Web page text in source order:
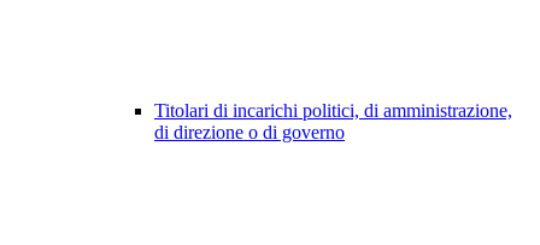
Titolari di incarichi politici, di amministrazione,
di direzione o di governo